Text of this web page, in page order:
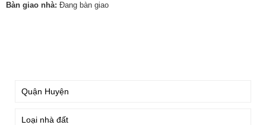
Bàn giao nhà: Đang bàn giao